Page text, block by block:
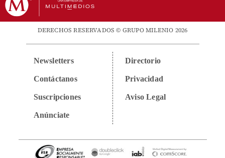
DERECHOS RESERVADOS © GRUPO MILENIO 2026
Newsletters
Contáctanos
Suscripciones
Anúnciate
Directorio
Privacidad
Aviso Legal